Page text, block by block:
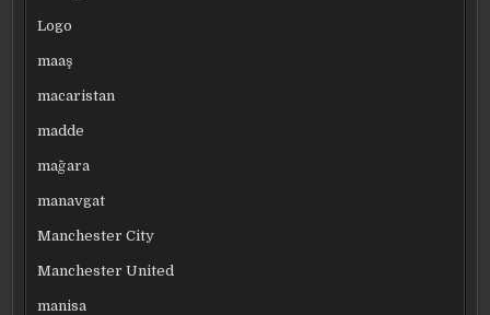
Logo
maaş
macaristan
madde
mağara
manavgat
Manchester City
Manchester United
manisa